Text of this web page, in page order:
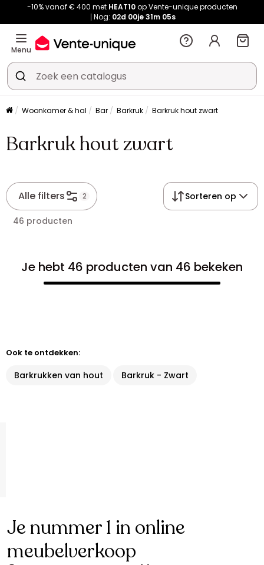
-10% vanaf € 400 met HEAT10op Vente-unique producten
Nog: 02d 00je31m 05s
Menu
Woonkamer & hal Bar Barkruk Barkruk hout zwart
Barkruk hout zwart
Alle filters 2 Sorteren op
46 producten
Je hebt 46 producten van 46 bekeken
Ook te ontdekken:
Barkrukken van hout Barkruk - Zwart
Je nummer 1 in online
meubelverkoop